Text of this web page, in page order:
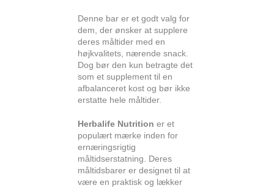
Denne bar er et godt valg for
dem, der ønsker at supplere
deres måltider med en
højkvalitets, nærende snack.
Dog bør den kun betragte det
som et supplement til en
afbalanceret kost og bør ikke
erstatte hele måltider.
Herbalife Nutrition er et
populært mærke inden for
ernæringsrigtig
måltidserstatning. Deres
måltidsbarer er designet til at
være en praktisk og lækker